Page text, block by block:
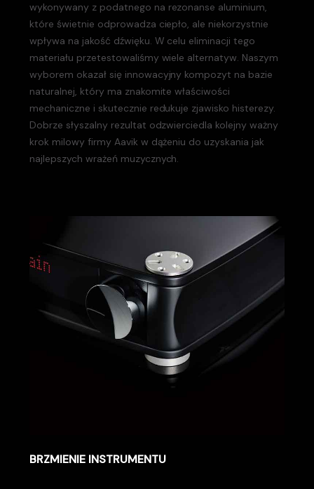
wykonywany z podatnego na rezonanse aluminium,
które świetnie odprowadza ciepło, ale niekorzystnie
wpływa na jakość dźwięku. W celu eliminacji tego
materiału przetestowaliśmy wiele alternatyw. Naszym
wyborem okazał się innowacyjny kompozyt na bazie
naturalnej, który ma znakomite właściwości
mechaniczne i skutecznie redukuje zjawisko histerezy.
Dobrze słyszalny rezultat odzwierciedla kolejny ważny
krok milowy firmy Aavik w dążeniu do uzyskania jak
najlepszych wrażeń muzycznych.
BRZMIENIE INSTRUMENTU